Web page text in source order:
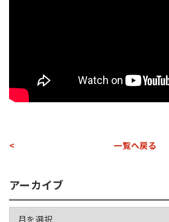
一覧へ戻る
<
アーカイブ